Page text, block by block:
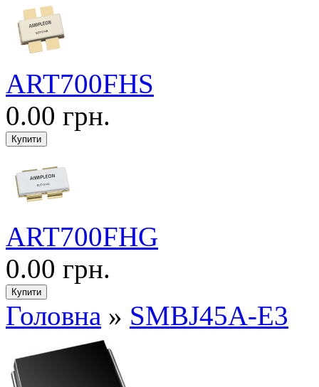
ART700FHS
0.00 грн.
ART700FHG
0.00 грн.
Головна » SMBJ45A-E3